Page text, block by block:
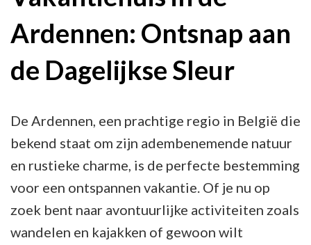
Midden
van
Ardennen
Ardennen: Ontsnap aan
de Dagelijkse Sleur
De Ardennen, een prachtige regio in België die
bekend staat om zijn adembenemende natuur
en rustieke charme, is de perfecte bestemming
voor een ontspannen vakantie. Of je nu op
zoek bent naar avontuurlijke activiteiten zoals
wandelen en kajakken of gewoon wilt